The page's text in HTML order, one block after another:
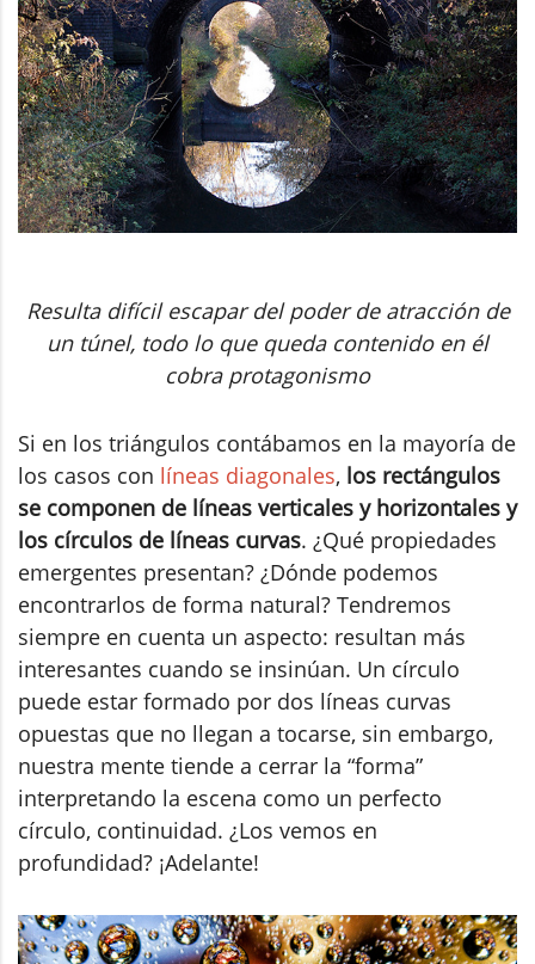
Resulta difícil escapar del poder de atracción de
un túnel, todo lo que queda contenido en él
cobra protagonismo
Si en los triángulos contábamos en la mayoría de
los casos con líneas diagonales, los rectángulos
se componen de líneas verticales y horizontales y
los círculos de líneas curvas. ¿Qué propiedades
emergentes presentan? ¿Dónde podemos
encontrarlos de forma natural? Tendremos
siempre en cuenta un aspecto: resultan más
interesantes cuando se insinúan. Un círculo
puede estar formado por dos líneas curvas
opuestas que no llegan a tocarse, sin embargo,
nuestra mente tiende a cerrar la “forma”
interpretando la escena como un perfecto
círculo, continuidad. ¿Los vemos en
profundidad? ¡Adelante!